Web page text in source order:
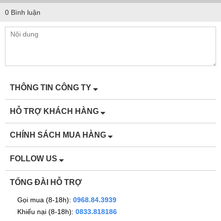
0 Bình luận
THÔNG TIN CÔNG TY
HỖ TRỢ KHÁCH HÀNG
CHÍNH SÁCH MUA HÀNG
FOLLOW US
TỔNG ĐÀI HỖ TRỢ
Gọi mua (8-18h): 0968.84.3939
Khiếu nại (8-18h): 0833.818186